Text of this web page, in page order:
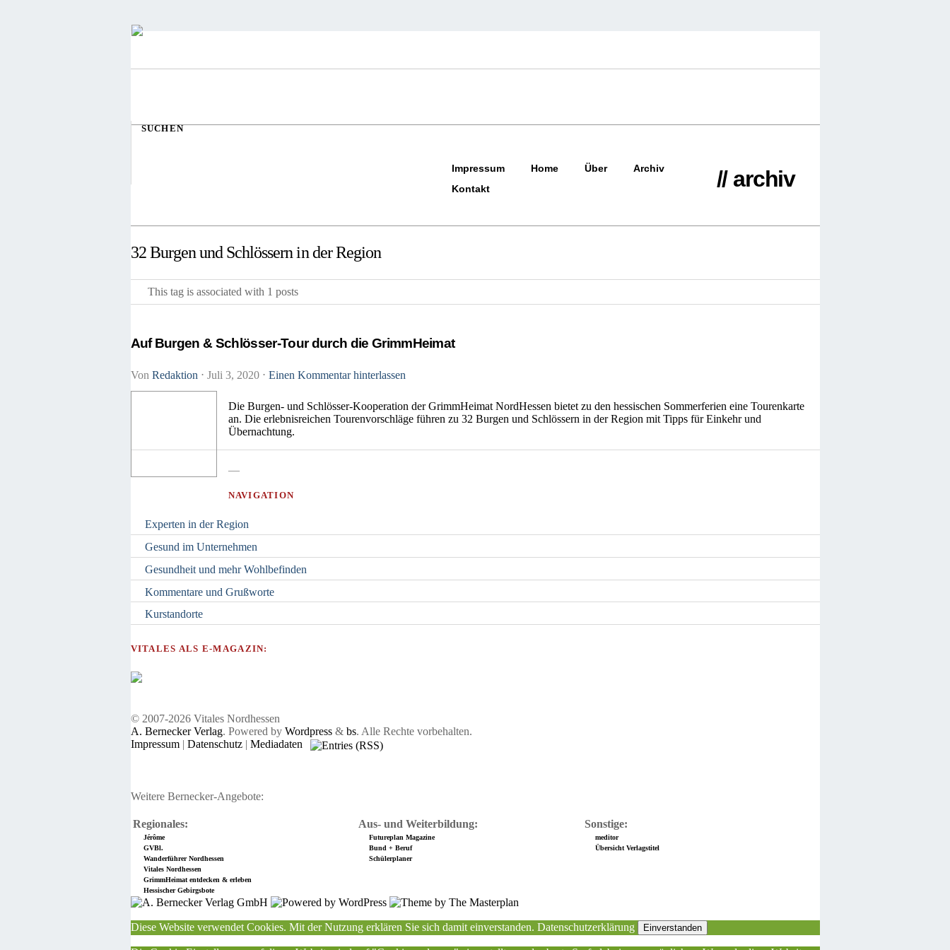
SUCHEN
Impressum Home Über
Archiv
Kontakt
// archiv
32 Burgen und Schlössern in der Region
This tag is associated with 1 posts
Auf Burgen & Schlösser-Tour durch die GrimmHeimat
Von Redaktion ⋅ Juli 3, 2020 ⋅ Einen Kommentar hinterlassen
Die Burgen- und Schlösser-Kooperation der GrimmHeimat NordHessen bietet zu den hessischen Sommerferien eine Tourenkarte
an. Die erlebnisreichen Tourenvorschläge führen zu 32 Burgen und Schlössern in der Region mit Tipps für Einkehr und
Übernachtung.
—
NAVIGATION
Experten in der Region
Gesund im Unternehmen
Gesundheit und mehr Wohlbefinden
Kommentare und Grußworte
Kurstandorte
VITALES ALS E-MAGAZIN:
© 2007-2026 Vitales Nordhessen
A. Bernecker Verlag. Powered by Wordpress& bs. Alle Rechte vorbehalten.
Impressum| Datenschutz| Mediadaten
Weitere Bernecker-Angebote:
Regionales: Aus- und Weiterbildung: Sonstige:
Jérôme Futureplan Magazine
meditor
GVBl.
Bund + Beruf
Übersicht Verlagstitel
Wanderführer Nordhessen
Schülerplaner
Vitales Nordhessen
GrimmHeimat entdecken & erleben
Hessischer Gebirgsbote
Diese Website verwendet Cookies. Mit der Nutzung erklären Sie sich damit einverstanden. Datenschutzerklärung Einverstanden